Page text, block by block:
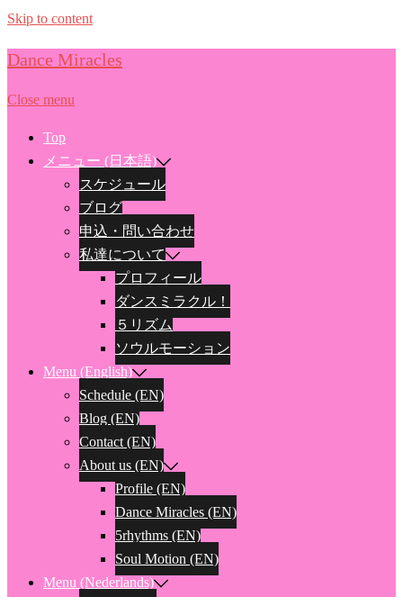
Skip to content
Dance Miracles
Close menu
Top
メニュー (日本語)
スケジュール
ブログ
申込・問い合わせ
私達について
プロフィール
ダンスミラクル！
５リズム
ソウルモーション
Menu (English)
Schedule (EN)
Blog (EN)
Contact (EN)
About us (EN)
Profile (EN)
Dance Miracles (EN)
5rhythms (EN)
Soul Motion (EN)
Menu (Nederlands)